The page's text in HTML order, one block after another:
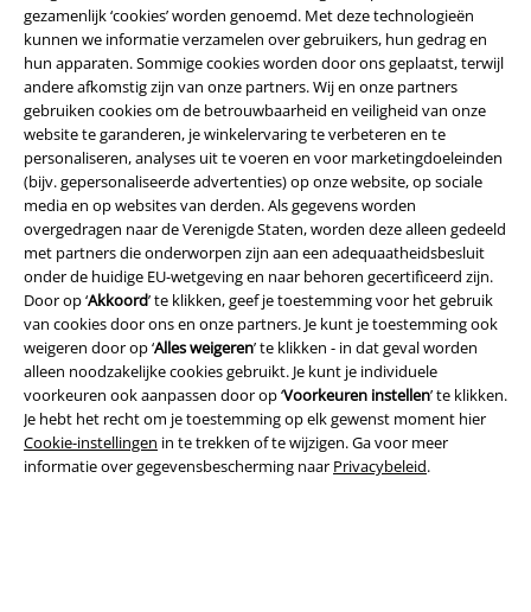
gezamenlijk ‘cookies’ worden genoemd. Met deze technologieën
kunnen we informatie verzamelen over gebruikers, hun gedrag en
hun apparaten. Sommige cookies worden door ons geplaatst, terwijl
andere afkomstig zijn van onze partners. Wij en onze partners
gebruiken cookies om de betrouwbaarheid en veiligheid van onze
website te garanderen, je winkelervaring te verbeteren en te
personaliseren, analyses uit te voeren en voor marketingdoeleinden
(bijv. gepersonaliseerde advertenties) op onze website, op sociale
media en op websites van derden. Als gegevens worden
overgedragen naar de Verenigde Staten, worden deze alleen gedeeld
met partners die onderworpen zijn aan een adequaatheidsbesluit
onder de huidige EU-wetgeving en naar behoren gecertificeerd zijn.
Door op ‘Akkoord’ te klikken, geef je toestemming voor het gebruik
van cookies door ons en onze partners. Je kunt je toestemming ook
weigeren door op ‘Alles weigeren’ te klikken - in dat geval worden
alleen noodzakelijke cookies gebruikt. Je kunt je individuele
voorkeuren ook aanpassen door op ‘Voorkeuren instellen’ te klikken.
Je hebt het recht om je toestemming op elk gewenst moment hier
Cookie-instellingen in te trekken of te wijzigen. Ga voor meer
informatie over gegevensbescherming naar Privacybeleid.
Word lid van onze online community!
Betaalmethodes
Verzending